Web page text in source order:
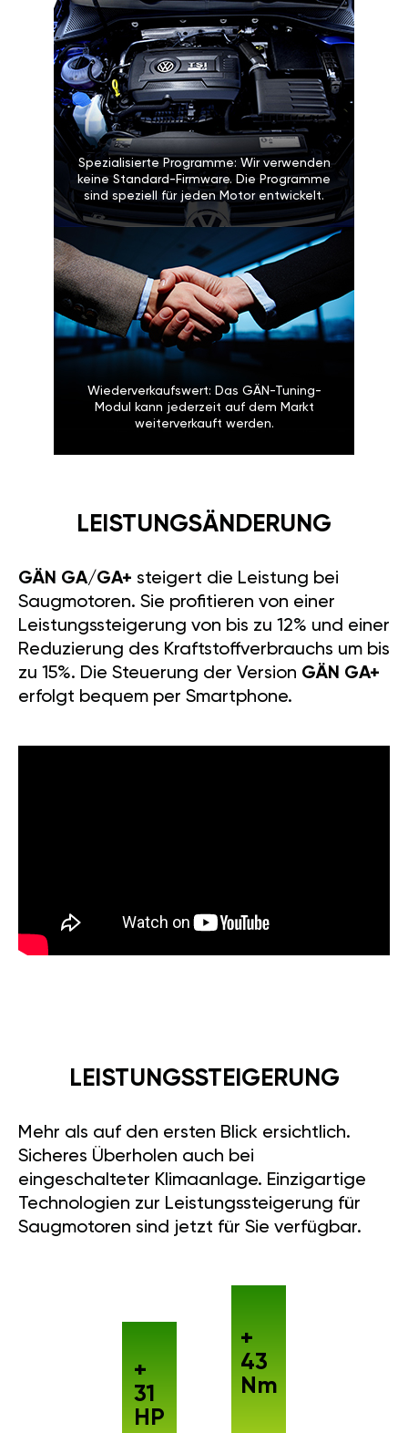
Spezialisierte Programme: Wir verwenden
keine Standard-Firmware. Die Programme
sind speziell für jeden Motor entwickelt.
Wiederverkaufswert: Das GÄN-Tuning-
Modul kann jederzeit auf dem Markt
weiterverkauft werden.
LEISTUNGSÄNDERUNG
GÄN GA/GA+ steigert die Leistung bei
Saugmotoren. Sie profitieren von einer
Leistungssteigerung von bis zu 12% und einer
Reduzierung des Kraftstoffverbrauchs um bis
zu 15%. Die Steuerung der Version GÄN GA+
erfolgt bequem per Smartphone.
LEISTUNGSSTEIGERUNG
Mehr als auf den ersten Blick ersichtlich.
Sicheres Überholen auch bei
eingeschalteter Klimaanlage. Einzigartige
Technologien zur Leistungssteigerung für
Saugmotoren sind jetzt für Sie verfügbar.
+
31
HP
+
43
Nm